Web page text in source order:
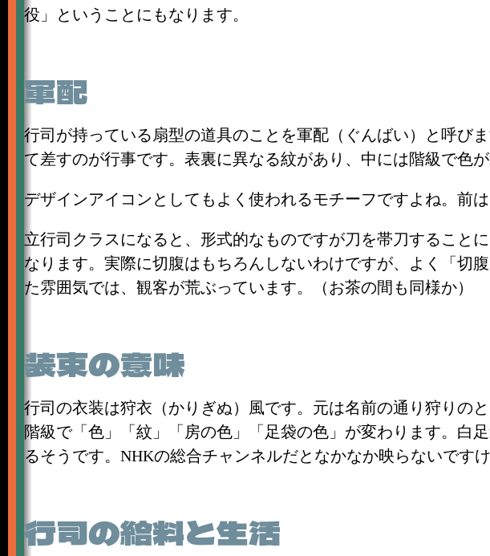
役」ということにもなります。
軍配
行司が持っている扇型の道具のことを軍配（ぐんばい）と呼び
て差すのが行事です。表裏に異なる紋があり、中には階級で色
デザインアイコンとしてもよく使われるモチーフですよね。前
立行司クラスになると、形式的なものですが刀を帯刀すること
なります。実際に切腹はもちろんしないわけですが、よく「切
た雰囲気では、観客が荒ぶっています。（お茶の間も同様か）
装束の意味
行司の衣装は狩衣（かりぎぬ）風です。元は名前の通り狩りの
階級で「色」「紋」「房の色」「足袋の色」が変わります。白
るそうです。NHKの総合チャンネルだとなかなか映らないです
行司の給料と生活